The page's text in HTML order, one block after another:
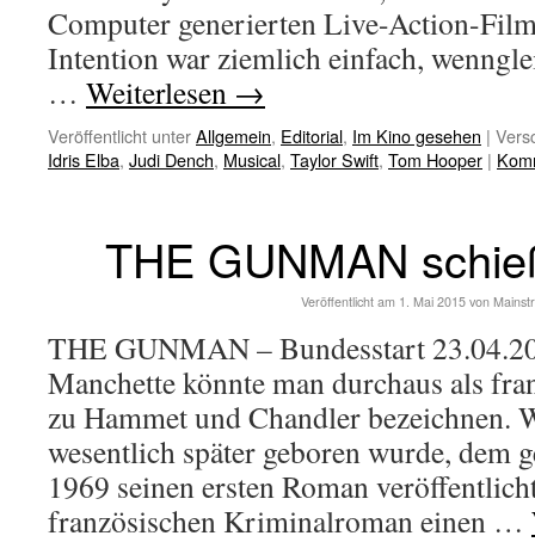
Computer generierten Live-Action-
Intention war ziemlich einfach,
… Weiterlesen →
Veröffentlicht unterAllgemein, Editorial, Im Kino gesehen |
Idris Elba, Judi Dench, Musical, Taylor Swift, Tom Hooper |
THE GUNMAN
Veröffentlicht am 1. Mai 2015 von
THE GUNMAN – Bundesstart
Manchette könnte man durchaus als
zu Hammet und Chandler bezeichnen.
wesentlich später geboren wurde, dem
1969 seinen ersten Roman
französischen Kriminalroman einen …